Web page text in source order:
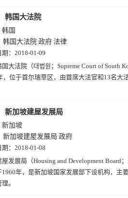
韩国大法院
韩国
韩国大法院 政府 法律
： 2018-01-09
国大法院（대법원；Supreme Court of South
，位于首尔瑞草区，由首席大法官和13名大
新加坡建屋发展局
新加坡
新加坡建屋发展局 政府
： 2018-01-08
屋发展局（Housing and Development Board
1960年，是新加坡国家发展部下设机构，主
。